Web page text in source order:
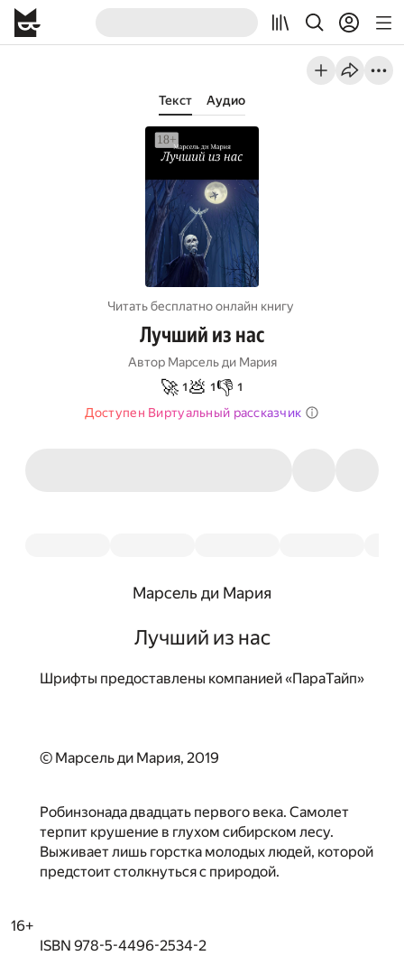
Текст Аудио
Читать бесплатно онлайн книгу
Лучший из нас
Автор Марсель ди Мария
🚀 1 💩 1 👎 1
Доступен Виртуальный рассказчик
Марсель ди Мария
Лучший из нас
Шрифты предоставлены компанией «ПараТайп»
© Марсель ди Мария, 2019
Робинзонада двадцать первого века. Самолет
терпит крушение в глухом сибирском лесу.
Выживает лишь горстка молодых людей, которой
предстоит столкнуться с природой.
16+
ISBN 978-5-4496-2534-2